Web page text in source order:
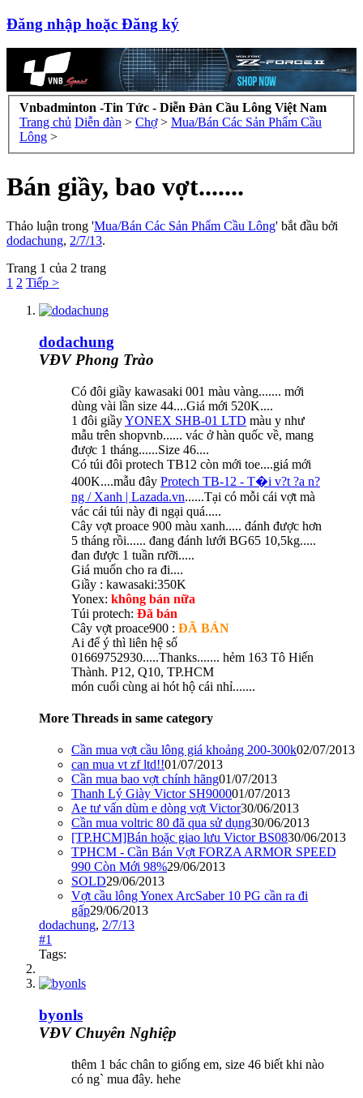
Đăng nhập hoặc Đăng ký
Vnbadminton -Tin Tức - Diễn Đàn Cầu Lông Việt Nam
Trang chủ Diễn đàn > Chợ > Mua/Bán Các Sản Phẩm Cầu
Lông >
Bán giầy, bao vợt.......
Thảo luận trong 'Mua/Bán Các Sản Phẩm Cầu Lông' bắt đầu bởi
dodachung, 2/7/13.
Trang 1 của 2 trang
1 2 Tiếp >
dodachung
VĐV Phong Trào
Có đôi giầy kawasaki 001 màu vàng....... mới
dùng vài lần size 44....Giá mới 520K....
1 đôi giầyYONEX SHB-01 LTD màu y như
mẫu trên shopvnb...... vác ở hàn quốc về, mang
được 1 tháng......Size 46....
Có túi đôi protech TB12 còn mới toe....giá mới
400K....mẫu đây Protech TB-12 - T�i v?t ?a n?
ng / Xanh | Lazada.vn......Tại có mỗi cái vợt mà
vác cái túi này đi ngại quá.....
Cây vợt proace 900 màu xanh..... đánh được hơn
5 tháng rồi...... đang đánh lưới BG65 10,5kg.....
đan được 1 tuần rưỡi.....
Giá muốn cho ra đi....
Giầy : kawasaki:350K
Yonex: không bán nữa
Túi protech: Đã bán
Cây vợt proace900 : ĐÃ BÁN
Ai để ý thì liên hệ số
01669752930.....Thanks....... hẻm 163 Tô Hiến
Thành. P12, Q10, TP.HCM
món cuối cùng ai hót hộ cái nhỉ.......
More Threads in same category
Cần mua vợt cầu lông giá khoảng 200-300k02/07/2013
can mua vt zf ltd!!01/07/2013
Cần mua bao vợt chính hãng01/07/2013
Thanh Lý Giày Victor SH900001/07/2013
Ae tư vấn dùm e dòng vợt Victor30/06/2013
Cần mua voltric 80 đã qua sử dụng30/06/2013
[TP.HCM]Bán hoặc giao lưu Victor BS0830/06/2013
TPHCM - Cần Bán Vợt FORZA ARMOR SPEED
990 Còn Mới 98%29/06/2013
SOLD29/06/2013
Vợt cầu lông Yonex ArcSaber 10 PG cần ra đi
gấp29/06/2013
dodachung, 2/7/13
#1
Tags:
byonls
VĐV Chuyên Nghiệp
thêm 1 bác chân to giống em, size 46 biết khi nào
có ng` mua đây. hehe